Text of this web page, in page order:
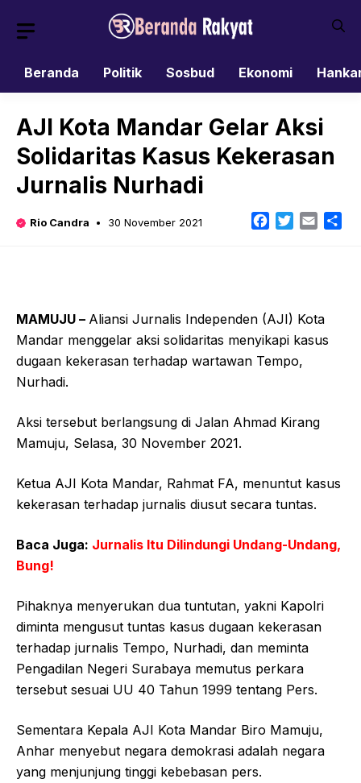
Beranda
Politik Sosbud Ekonomi
AJI Kota Mandar Gelar Aksi
Solidaritas Kasus Kekerasan
Jurnalis Nurhadi
Rio Candra 30 November 2021 Facebook
TwitterEmail
MAMUJU – Aliansi Jurnalis Independen (AJI) Kota
Mandar menggelar aksi solidaritas menyikapi kasus
dugaan kekerasan terhadap wartawan Tempo,
Nurhadi.
Aksi tersebut berlangsung di Jalan Ahmad Kirang
Mamuju, Selasa, 30 November 2021.
Ketua AJI Kota Mandar, Rahmat FA, menuntut kasus
kekerasan terhadap jurnalis diusut secara tuntas.
Baca Juga: Jurnalis Itu Dilindungi Undang-Undang,
Bung!
Pihaknya menyerukan dua tuntutan, yakni Kapolri
diminta mengusut tuntas kasus dugaan kekerasan
terhadap jurnalis Tempo, Nurhadi, dan meminta
Pengadilan Negeri Surabaya memutus perkara
tersebut sesuai UU 40 Tahun 1999 tentang Pers.
Sementara Kepala AJI Kota Mandar Biro Mamuju,
Anhar menyebut negara demokrasi adalah negara
yang menjunjung tinggi kebebasan pers.